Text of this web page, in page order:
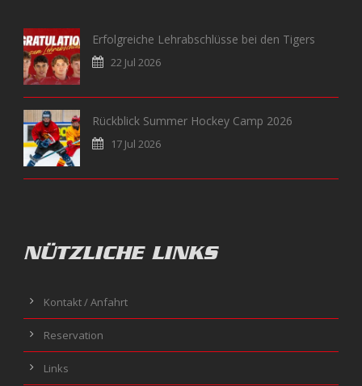
Erfolgreiche Lehrabschlüsse bei den Tigers
22 Jul 2026
Rückblick Summer Hockey Camp 2026
17 Jul 2026
NÜTZLICHE LINKS
Kontakt / Anfahrt
Reservation
Links